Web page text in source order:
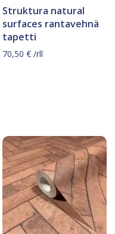
Struktura natural
surfaces rantavehnä
tapetti
70,50 €/rll